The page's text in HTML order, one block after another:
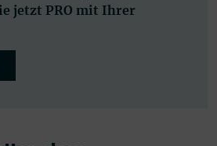
jetzt PRO mit Ihrer